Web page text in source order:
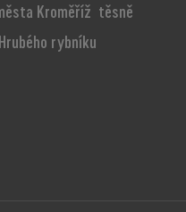
Kroměříž těsně
rybníku